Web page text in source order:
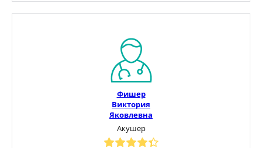
Фишер
Виктория
Яковлевна
Акушер